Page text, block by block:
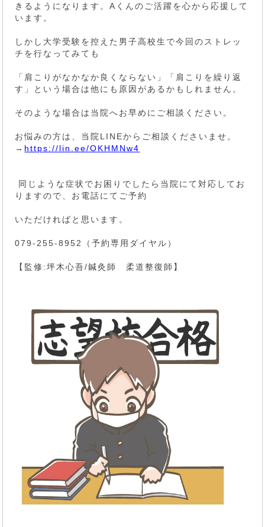
きるようになります。Aくんのご活躍を心から応援して
います。
しかし大学受験を控えた男子高校生で今回のストレッ
チを行なってみても
「肩こりがなかなか良くならない」「肩こりを繰り返
す」という場合は他にも原因があるかもしれません。
そのような場合は当院へお早めにご相談ください。
お悩みの方は、当院LINEからご相談くださいませ。
→ https://lin.ee/OKHMNw4
同じような症状でお困りでしたら当院にて対応してお
りますので、お電話にてご予約
いただければと思います。
079-255-8952（予約専用ダイヤル）
【監修:坪木心吾/鍼灸師 柔道整復師】